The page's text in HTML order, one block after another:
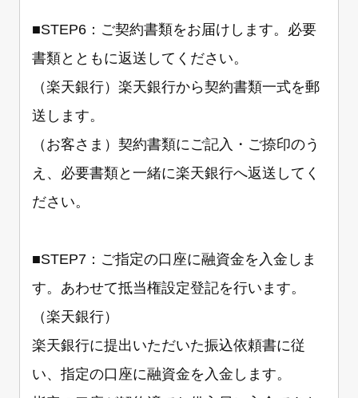
■STEP6：ご契約書類をお届けします。必要
書類とともに返送してください。
（楽天銀行）楽天銀行から契約書類一式を郵
送します。
（お客さま）契約書類にご記入・ご捺印のう
え、必要書類と一緒に楽天銀行へ返送してく
ださい。
■STEP7：ご指定の口座に融資金を入金しま
す。あわせて抵当権設定登記を行います。
（楽天銀行）
楽天銀行に提出いただいた振込依頼書に従
い、指定の口座に融資金を入金します。